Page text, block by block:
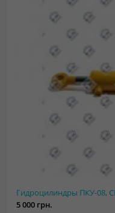
5 000 грн.